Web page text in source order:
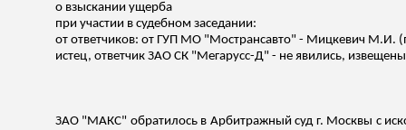
о взыскании ущерба
при участии в судебном заседании:
от ответчиков: от ГУП МО "Мострансавто" - Мицкевич М.И.
истец, ответчик ЗАО СК "Мегарусс-Д" - не явились,
ЗАО "МАКС" обратилось в Арбитражный суд г. Москвы с